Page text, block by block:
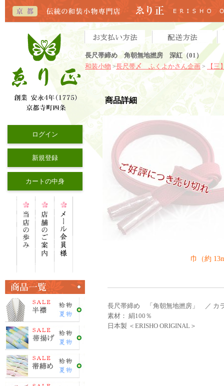
長尺帯締め 角朝無地撚房 深紅（01）
和装小物 >長尺帯〆 ふくよかさん企画> 【三
ログイン
新規登録
カートの中身
商品詳細
巾（約
長尺帯締め 「角朝無地撚房」 ／ カ
素材： 絹100％
日本製 ＜ERISHO ORIGINAL＞